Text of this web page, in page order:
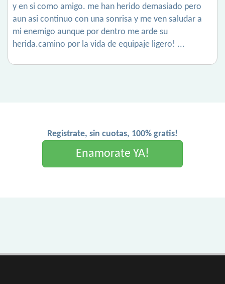
y en si como amigo. me han herido demasiado pero
aun asi continuo con una sonrisa y me ven saludar a
mi enemigo aunque por dentro me arde su
herida.camino por la vida de equipaje ligero! ...
Registrate, sin cuotas, 100% gratis!
Enamorate YA!